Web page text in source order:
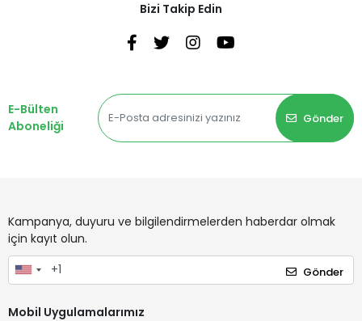
Bizi Takip Edin
E-Bülten
Aboneliği
Gönder
Kampanya, duyuru ve bilgilendirmelerden haberdar olmak
için kayıt olun.
Gönder
Mobil Uygulamalarımız